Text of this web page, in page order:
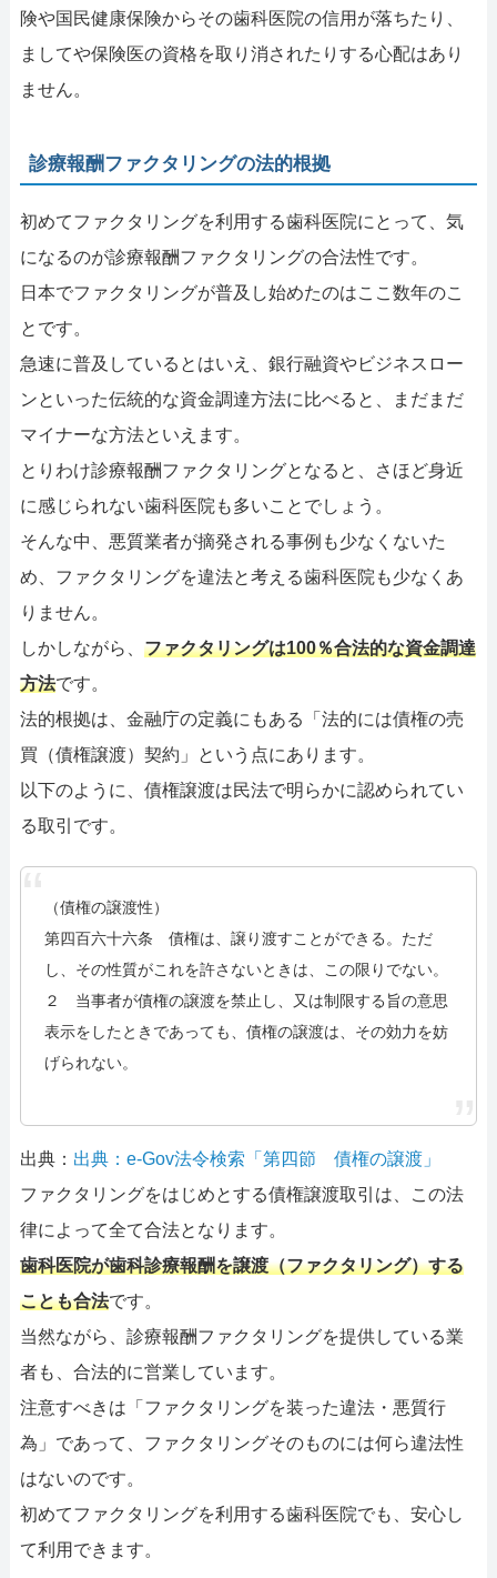
険や国民健康保険からその歯科医院の信用が落ちたり、
ましてや保険医の資格を取り消されたりする心配はあり
ません。
診療報酬ファクタリングの法的根拠
初めてファクタリングを利用する歯科医院にとって、気
になるのが診療報酬ファクタリングの合法性です。
日本でファクタリングが普及し始めたのはここ数年のこ
とです。
急速に普及しているとはいえ、銀行融資やビジネスロー
ンといった伝統的な資金調達方法に比べると、まだまだ
マイナーな方法といえます。
とりわけ診療報酬ファクタリングとなると、さほど身近
に感じられない歯科医院も多いことでしょう。
そんな中、悪質業者が摘発される事例も少なくないた
め、ファクタリングを違法と考える歯科医院も少なくあ
りません。
しかしながら、 ファクタリングは100％合法的な資金調達
方法です。
法的根拠は、金融庁の定義にもある「法的には債権の売
買（債権譲渡）契約」という点にあります。
以下のように、債権譲渡は民法で明らかに認められてい
る取引です。
（債権の譲渡性）
第四百六十六条 債権は、譲り渡すことができる。ただ
し、その性質がこれを許さないときは、この限りでない。
２ 当事者が債権の譲渡を禁止し、又は制限する旨の意思
表示をしたときであっても、債権の譲渡は、その効力を妨
げられない。
出典： 出典：e-Gov法令検索「第四節 債権の譲渡」
ファクタリングをはじめとする債権譲渡取引は、この法
律によって全て合法となります。
歯科医院が歯科診療報酬を譲渡（ファクタリング）する
ことも合法です。
当然ながら、診療報酬ファクタリングを提供している業
者も、合法的に営業しています。
注意すべきは「ファクタリングを装った違法・悪質行
為」であって、ファクタリングそのものには何ら違法性
はないのです。
初めてファクタリングを利用する歯科医院でも、安心し
て利用できます。